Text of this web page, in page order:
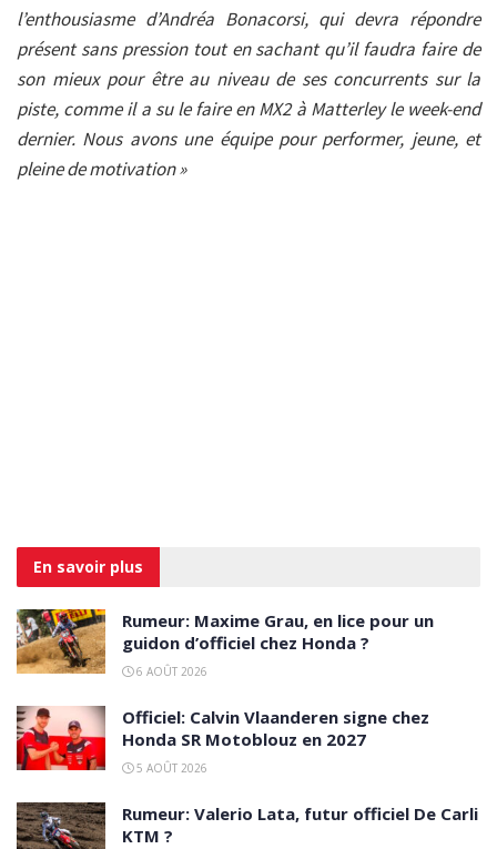
l’enthousiasme d’Andréa Bonacorsi, qui devra répondre
présent sans pression tout en sachant qu’il faudra faire de
son mieux pour être au niveau de ses concurrents sur la
piste, comme il a su le faire en MX2 à Matterley le week-end
dernier. Nous avons une équipe pour performer, jeune, et
pleine de motivation »
En savoir plus
Rumeur: Maxime Grau, en lice pour un
guidon d’officiel chez Honda ?
6 AOÛT 2026
Officiel: Calvin Vlaanderen signe chez
Honda SR Motoblouz en 2027
5 AOÛT 2026
Rumeur: Valerio Lata, futur officiel De Carli
KTM ?